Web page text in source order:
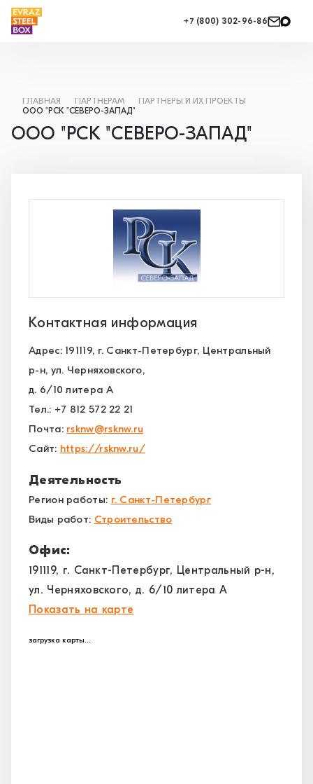
+7 (800) 302-96-86
ГЛАВНАЯ ПАРТНЕРАМ
ПАРТНЕРЫ И ИХ ПРОЕКТЫ
ООО "РСК "СЕВЕРО-ЗАПАД"
ООО "РСК "СЕВЕРО-ЗАПАД"
Контактная информация
Адрес: 191119, г. Санкт-Петербург, Центральный
р-н, ул. Черняховского,
д. 6/10 литера А
Тел.: +7 812 572 22 21
Почта: rsknw@rsknw.ru
Сайт: https://rsknw.ru/
Деятельность
Регион работы: г. Санкт-Петербург
Виды работ: Строительство
Офис:
191119, г. Санкт-Петербург, Центральный р-н,
ул. Черняховского, д. 6/10 литера А
Показать на карте
загрузка карты...